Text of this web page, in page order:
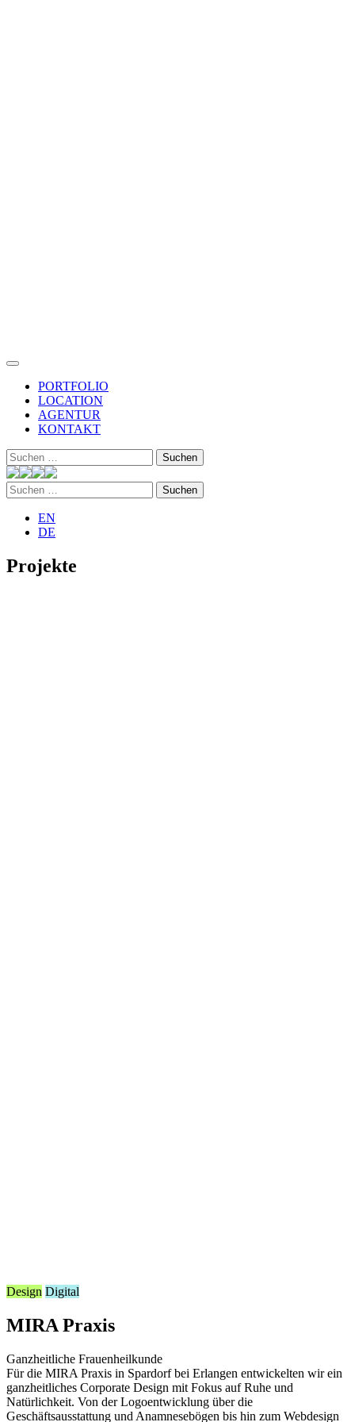
PORTFOLIO
LOCATION
AGENTUR
KONTAKT
Suchen
nach:
Suchen
nach:
EN
DE
Projekte
Design Digital
MIRA Praxis
Ganzheitliche Frauenheilkunde
Für die MIRA Praxis in Spardorf bei Erlangen entwickelten wir ein
ganzheitliches Corporate Design mit Fokus auf Ruhe und
Natürlichkeit. Von der Logoentwicklung über die
Geschäftsausstattung und Anamnesebögen bis hin zum Webdesign